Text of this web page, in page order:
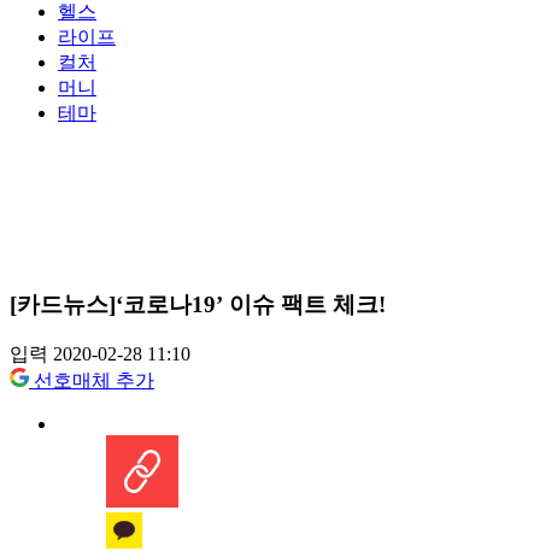
헬스
라이프
컬처
머니
테마
[카드뉴스]‘코로나19’ 이슈 팩트 체크!
입력 2020-02-28 11:10
선호매체 추가